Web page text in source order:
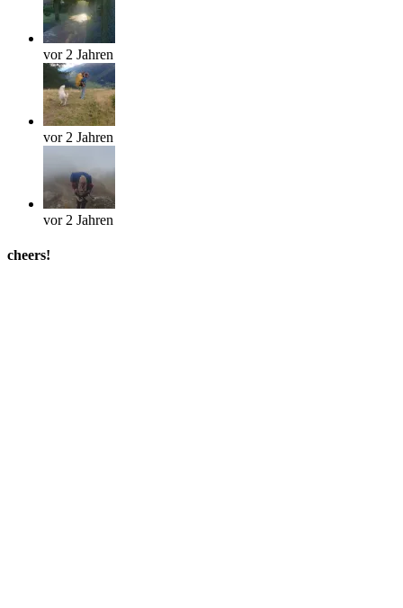
vor 2 Jahren
vor 2 Jahren
vor 2 Jahren
cheers!